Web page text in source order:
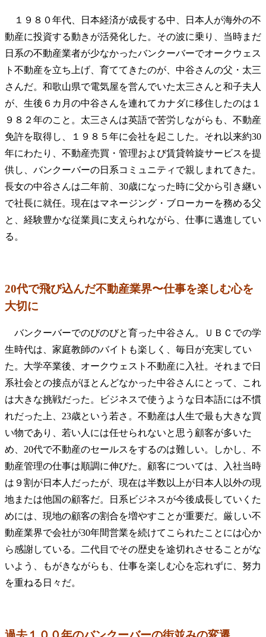
１９８０年代、日本経済が成長する中、日本人が海外の不
動産に投資する動きが活発化した。その波に乗り、当時まだ
日系の不動産業者が少なかったバンクーバーでオークウェス
ト不動産を立ち上げ、育ててきたのが、中谷さんの父・太三
さんだ。和歌山県で電気屋を営んでいた太三さんと和子夫人
が、生後６カ月の中谷さんを連れてカナダに移住したのは１
９８２年のこと。太三さんは英語で苦労しながらも、不動産
免許を取得し、１９８５年に会社を起こした。それ以来約30
年にわたり、不動産売買・管理および賃貸斡旋サービスを提
供し、バンクーバーの日系コミュニティで親しまれてきた。
長女の中谷さんは二年前、30歳になった時に父から引き継い
で社長に就任。現在はマネージング・ブローカーを務める父
と、経験豊かな従業員に支えられながら、仕事に邁進してい
る。
20代で飛び込んだ不動産業界〜仕事を楽しむ心を
大切に
バンクーバーでのびのびと育った中谷さん。ＵＢＣでの学
生時代は、家庭教師のバイトも楽しく、毎日が充実してい
た。大学卒業後、オークウェスト不動産に入社。それまで日
系社会との接点がほとんどなかった中谷さんにとって、これ
は大きな挑戦だった。ビジネスで使うような日本語には不慣
れだった上、23歳という若さ。不動産は人生で最も大きな買
い物であり、若い人には任せられないと思う顧客が多いた
め、20代で不動産のセールスをするのは難しい。しかし、不
動産管理の仕事は順調に伸びた。顧客については、入社当時
は９割が日本人だったが、現在は半数以上が日本人以外の現
地または他国の顧客だ。日系ビジネスが今後成長していくた
めには、現地の顧客の割合を増やすことが重要だ。厳しい不
動産業界で会社が30年間営業を続けてこられたことには心か
ら感謝している。二代目でその歴史を途切れさせることがな
いよう、もがきながらも、仕事を楽しむ心を忘れずに、努力
を重ねる日々だ。